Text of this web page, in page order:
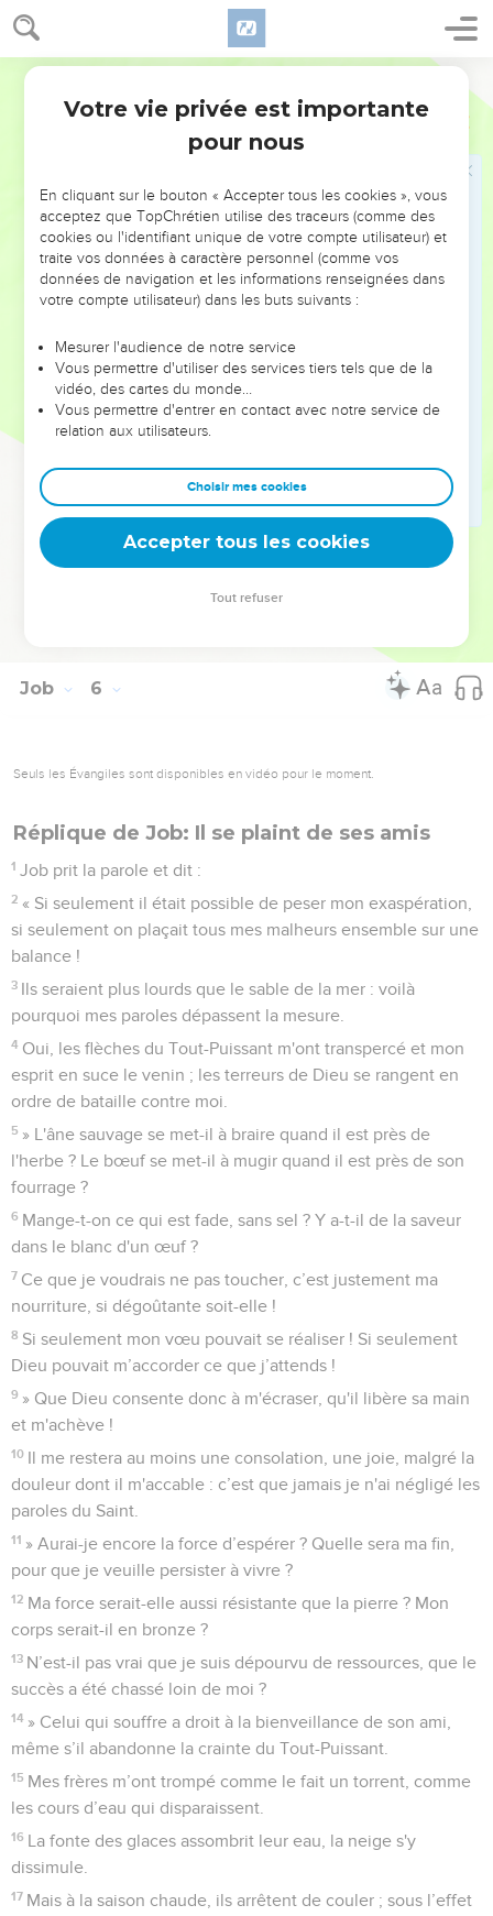
5
17 » Il est heureux, l'homme que Dieu corrige. Ne rejette pas
l’instruction du Tout-Puissant !
frappe, mais c’est sa main qui guérit.
Six fois il te délivrera de la détresse, et sept fois le mal ne
Il te sauvera de la mort pendant la famine et des coups de
l'épée pendant la guerre.
Tu seras à l'abri des agressions de la langue, tu n’auras pas
peur quand viendra la dévastation.
famine et tu n'auras pas à redouter les animaux,
car tu auras une alliance avec les pierres des champs et
les bêtes sauvages seront en paix avec toi.
» Tu connaîtras la paix dans ton foyer. Tu inspecteras ton
domaine et il ne te manquera rien.
Tu verras une nombreuse descendance et tes rejetons
pousseront comme l'herbe des champs.
Tu entreras dans la tombe encore plein de vigueur, tout
Job 6
Seuls les Évangiles sont disponibles en vidéo pour le moment.
Réplique de Job: Il se plaint de ses amis
1 Job prit la parole et dit :
2 « Si seulement il était possible de peser mon exaspération,
si seulement on plaçait tous mes malheurs ensemble sur une
balance !
3 Ils seraient plus lourds que le sable de la mer : voilà
pourquoi mes paroles dépassent la mesure.
4 Oui, les flèches du Tout-Puissant m'ont transpercé et mon
esprit en suce le venin ; les terreurs de Dieu se rangent en
ordre de bataille contre moi.
5 » L'âne sauvage se met-il à braire quand il est près de
l'herbe ? Le bœuf se met-il à mugir quand il est près de son
fourrage ?
6 Mange-t-on ce qui est fade, sans sel ? Y a-t-il de la saveur
dans le blanc d'un œuf ?
7 Ce que je voudrais ne pas toucher, c’est justement ma
nourriture, si dégoûtante soit-elle !
8 Si seulement mon vœu pouvait se réaliser ! Si seulement
Dieu pouvait m’accorder ce que j’attends !
9 » Que Dieu consente donc à m'écraser, qu'il libère sa main
et m'achève !
10 Il me restera au moins une consolation, une joie, malgré la
douleur dont il m'accable : c’est que jamais je n'ai négligé les
paroles du Saint.
11 » Aurai-je encore la force d’espérer ? Quelle sera ma fin,
pour que je veuille persister à vivre ?
12 Ma force serait-elle aussi résistante que la pierre ? Mon
corps serait-il en bronze ?
13 N’est-il pas vrai que je suis dépourvu de ressources, que le
succès a été chassé loin de moi ?
14 » Celui qui souffre a droit à la bienveillance de son ami,
même s’il abandonne la crainte du Tout-Puissant.
15 Mes frères m’ont trompé comme le fait un torrent, comme
les cours d’eau qui disparaissent.
16 La fonte des glaces assombrit leur eau, la neige s'y
dissimule.
17 Mais à la saison chaude, ils arrêtent de couler ; sous l’effet
Votre vie privée est importante
pour nous
En cliquant sur le bouton « Accepter tous les cookies », vous
acceptez que TopChrétien utilise des traceurs (comme des
cookies ou l'identifiant unique de votre compte utilisateur) et
traite vos données à caractère personnel (comme vos
données de navigation et les informations renseignées dans
votre compte utilisateur) dans les buts suivants :
Mesurer l'audience de notre service
Vous permettre d'utiliser des services tiers tels que de la
vidéo, des cartes du monde…
Vous permettre d'entrer en contact avec notre service de
relation aux utilisateurs.
Choisir mes cookies
Accepter tous les cookies
Tout refuser